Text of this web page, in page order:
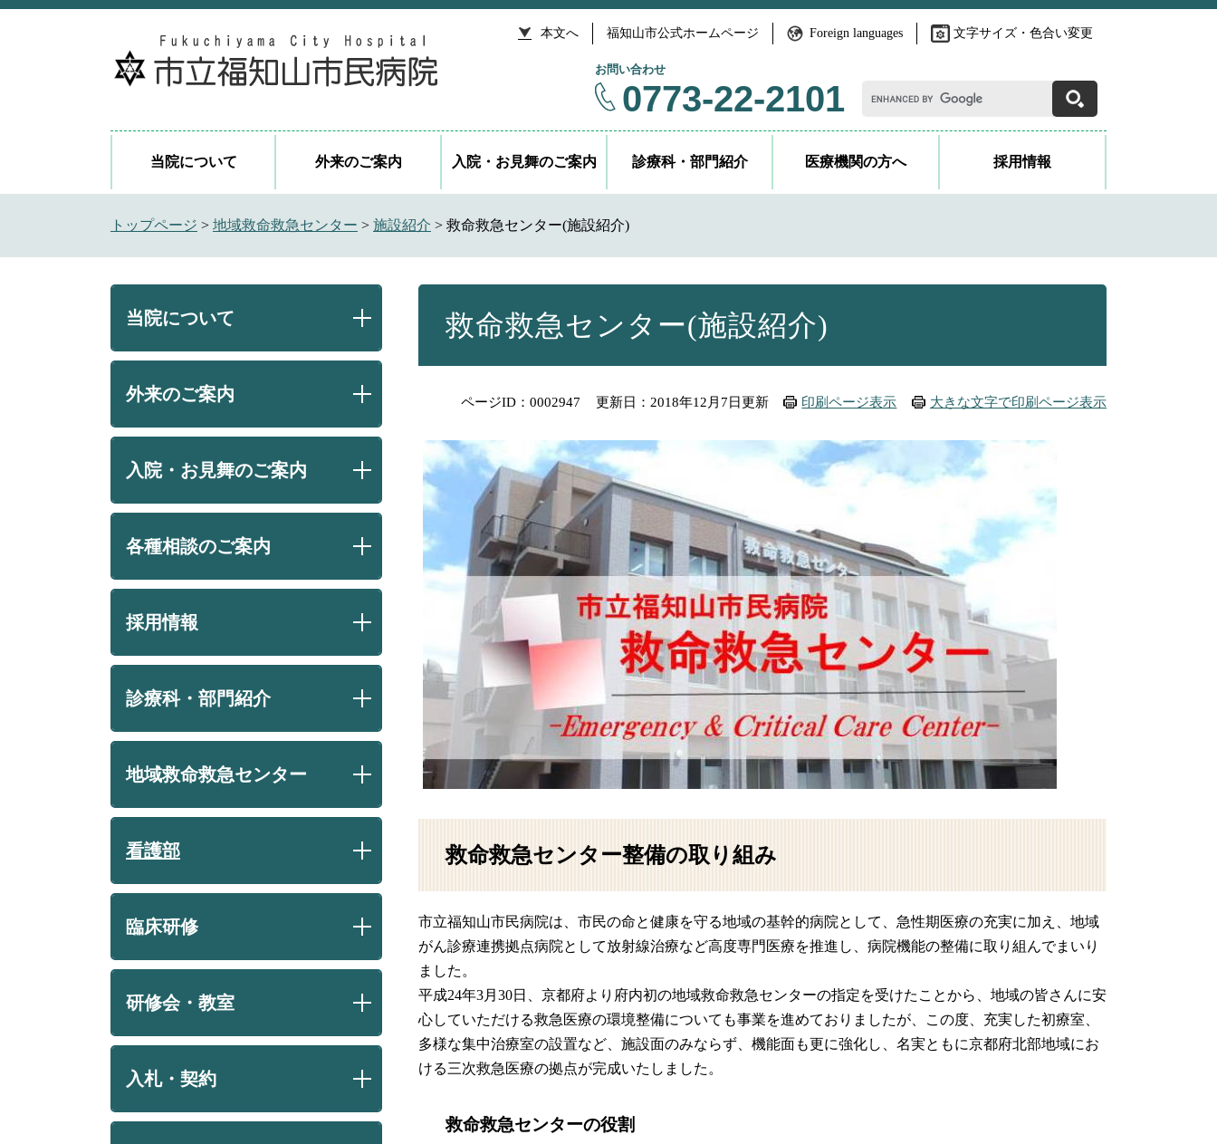
ペ
メ
本文へ 福知山市公式ホームページ Foreign languages 文字サイズ・色合い変更
お問い合わせ
0773-22-2101
g
e
ス
当院について 外来のご案内 入院・お見舞のご案内 診療科・部門紹介 医療機関の方へ 採用情報
トップページ > 地域救命救急センター > 施設紹介 > 救命救急センター(施設紹介)
救命救急センター(施設紹介)
ページID：0002947 更新日：2018年12月7日更新 印刷ページ表示 大きな文字で印刷ページ表示
救命救急センター整備の取り組み
市立福知山市民病院は、市民の命と健康を守る地域の基幹的病院として、急性期医療の充実に加え、地域
がん診療連携拠点病院として放射線治療など高度専門医療を推進し、病院機能の整備に取り組んでまいり
ました。
平成24年3月30日、京都府より府内初の地域救命救急センターの指定を受けたことから、地域の皆さんに安
心していただける救急医療の環境整備についても事業を進めておりましたが、この度、充実した初療室、
多様な集中治療室の設置など、施設面のみならず、機能面も更に強化し、名実ともに京都府北部地域にお
ける三次救急医療の拠点が完成いたしました。
救命救急センターの役割
当院について
外来のご案内
入院・お見舞のご案内
各種相談のご案内
採用情報
診療科・部門紹介
地域救命救急センター
看護部
臨床研修
研修会・教室
入札・契約